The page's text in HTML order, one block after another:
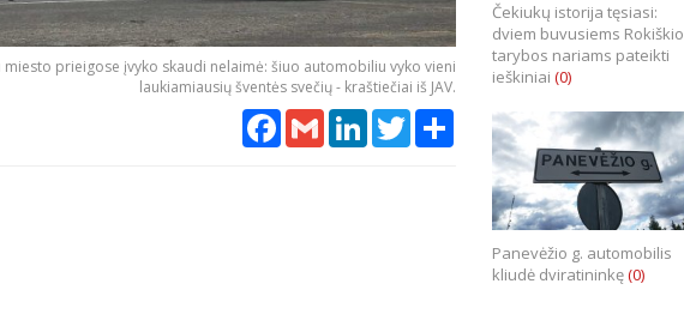
prieigose įvyko skaudi nelaimė: šiuo automobiliu vyko vieni
laukiamiausių šventės svečių - kraštiečiai iš JAV.
Facebook
GmailLinkedInTwitterShare
Čekiukų istorija tęsiasi:
dviem buvusiems Rokiškio
tarybos nariams pateikti
ieškiniai (0)
Panevėžio g. automobilis
kliudė dviratininkę(0)